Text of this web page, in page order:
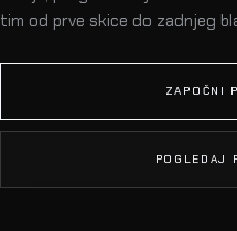
tim od prve skice do zadnjeg
ZAPOČNI
POGLEDAJ